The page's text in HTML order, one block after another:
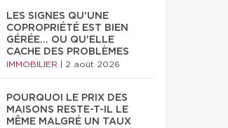
LES SIGNES QU'UNE
COPROPRIÉTÉ EST BIEN
GÉRÉE… OU QU'ELLE
CACHE DES PROBLÈMES
IMMOBILIER 2 août 2026
POURQUOI LE PRIX DES
MAISONS RESTE-T-IL LE
MÊME MALGRÉ UN TAUX